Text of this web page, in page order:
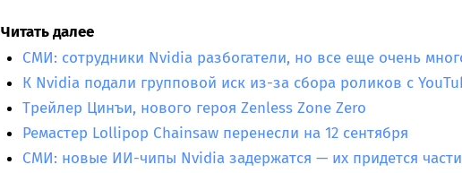
Читать далее
СМИ: сотрудники Nvidia разбогатели, но все еще очень
К Nvidia подали групповой иск из-за сбора роликов с
Трейлер Цинъи, нового героя Zenless Zone Zero
Ремастер Lollipop Chainsaw перенесли на 12 сентября
СМИ: новые ИИ-чипы Nvidia задержатся — их придется